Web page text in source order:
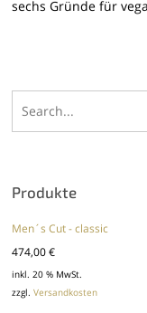
sechs Gründe für
Produkte
Men´s Cut - classic
474,00€
inkl. 20 % MwSt.
zzgl.Versandkosten